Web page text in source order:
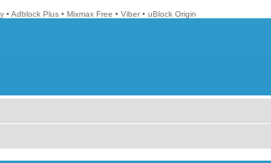
• Adblock Plus • Mixmax Free • Viber • uBlock Origin